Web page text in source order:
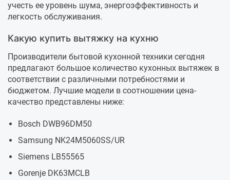
учесть ее уровень шума, энергоэффективность и
легкость обслуживания.
Какую купить вытяжку на кухню
Производители бытовой кухонной техники сегодня
предлагают большое количество кухонных вытяжек в
соответствии с различными потребностями и
бюджетом. Лучшие модели в соотношении цена-
качество представлены ниже:
Bosch DWB96DM50
Samsung NK24M5060SS/UR
Siemens LB55565
Gorenje DK63MCLB